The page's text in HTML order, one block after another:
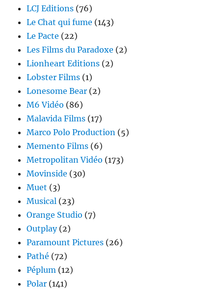
LCJ Editions (76)
Le Chat qui fume (143)
Le Pacte (22)
Les Films du Paradoxe (2)
Lionheart Editions (2)
Lobster Films (1)
Lonesome Bear (2)
M6 Vidéo (86)
Malavida Films (17)
Marco Polo Production (5)
Memento Films (6)
Metropolitan Vidéo (173)
Movinside (30)
Muet (3)
Musical (23)
Orange Studio (7)
Outplay(2)
Paramount Pictures (26)
Pathé (72)
Péplum (12)
Polar (141)